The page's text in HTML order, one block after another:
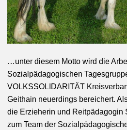
…unter diesem Motto wird die
Sozialpädagogischen
VOLKSSOLIDARITÄT
Geithain neuerdings bereichert.
die Erzieherin und Reitpädagogin
zum Team der